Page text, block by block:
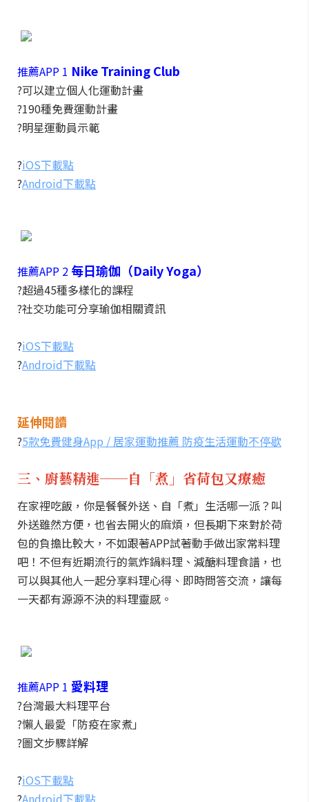
推薦APP 1 Nike Training Club
?可以建立個人化運動計畫
?190種免費運動計畫
?明星運動員示範
?iOS下載點
?Android下載點
推薦APP 2 每日瑜伽（Daily Yoga）
?超過45種多樣化的課程
?社交功能可分享瑜伽相關資訊
?iOS下載點
?Android下載點
延伸閱讀
?5款免費健身App / 居家運動推薦 防疫生活運動不停歇
三、廚藝精進──自「煮」省荷包又療癒
在家裡吃飯，你是餐餐外送、自「煮」生活哪一派？叫
外送雖然方便，也省去開火的麻煩，但長期下來對於荷
包的負擔比較大，不如跟著APP試著動手做出家常料理
吧！不但有近期流行的氣炸鍋料理、減醣料理食譜，也
可以與其他人一起分享料理心得、即時問答交流，讓每
一天都有源源不決的料理靈感。
推薦APP 1 愛料理
?台灣最大料理平台
?懶人最愛「防疫在家煮」
?圖文步驟詳解
?iOS下載點
?Android下載點